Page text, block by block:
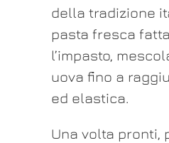
della tradizione
pasta fresca
l’impasto,
uova fino a
ed elastica.
Una volta pronti,